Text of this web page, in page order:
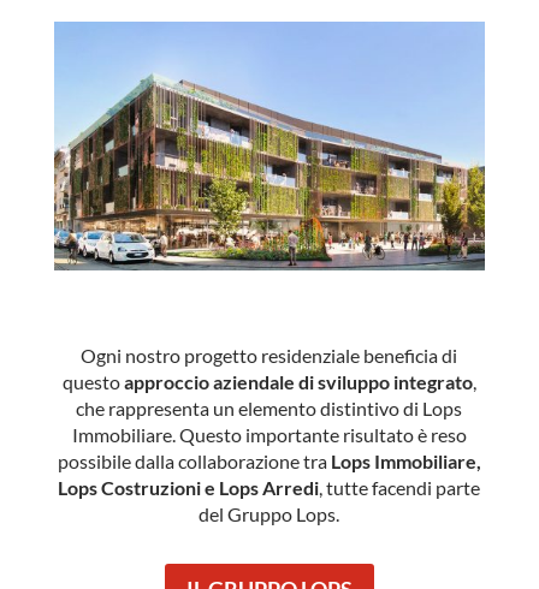
Ogni nostro progetto residenziale beneficia di
questoapproccio aziendale di sviluppo integrato,
che rappresenta un elemento distintivo di Lops
Immobiliare. Questo importante risultato è reso
possibile dalla collaborazione tra Lops Immobiliare,
Lops Costruzioni e Lops Arredi, tutte facendi parte
del Gruppo Lops.